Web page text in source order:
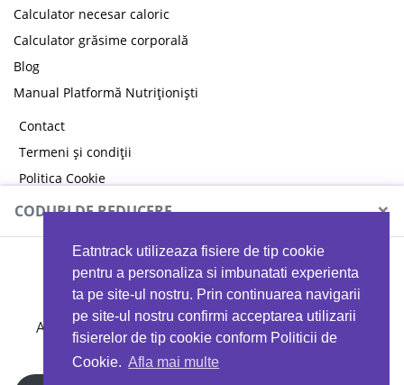
Eatntrack utilizeaza fisiere de tip cookie
pentru a personaliza si imbunatati experienta
ta pe site-ul nostru. Prin continuarea navigarii
pe site-ul nostru confirmi acceptarea utilizarii
fisierelor de tip cookie conform Politicii de
Cookie. Afla mai multe
Calculator necesar caloric
Calculator grăsime corporală
Blog
Manual Platformă Nutriționiști
Contact
Termeni și condiții
Politica Cookie
Politica de confidențialitate
CODURI DE REDUCERE ×
MYPROTEIN
Ai 40%reducere la orice comandă folosind codul
EATTRACK